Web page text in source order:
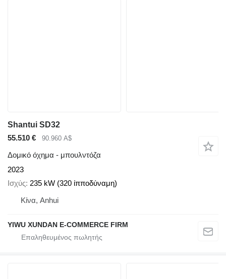
Shantui SD32
55.510 €
90.960 A$
Δομικό όχημα - μπουλντόζα
2023
Ισχύς 235 kW (320 ίπποδύναμη)
Κίνα, Anhui
YIWU XUNDAN E-COMMERCE FIRM